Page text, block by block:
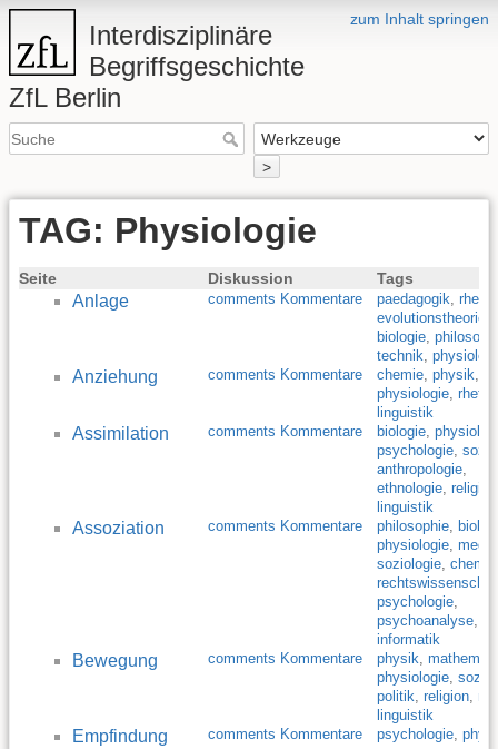
zum Inhalt springen
Interdisziplinäre
Begriffsgeschichte
ZfL Berlin
>
TAG: Physiologie
Seite Diskussion Tags
Anlage comments Kommentare paedagogik,
evolutionstheorie
biologie,
technik,
Anziehung comments Kommentare chemie, physik,
physiologie,
linguistik
Assimilation comments Kommentare biologie,
psychologie,
anthropologie,
ethnologie, religion
linguistik
Assoziation comments Kommentare philosophie,
physiologie,
soziologie, chemie
psychologie,
psychoanalyse,
informatik
Bewegung comments Kommentare physik,
physiologie,
politik, religion,
linguistik
Empfindung comments Kommentare psychologie,